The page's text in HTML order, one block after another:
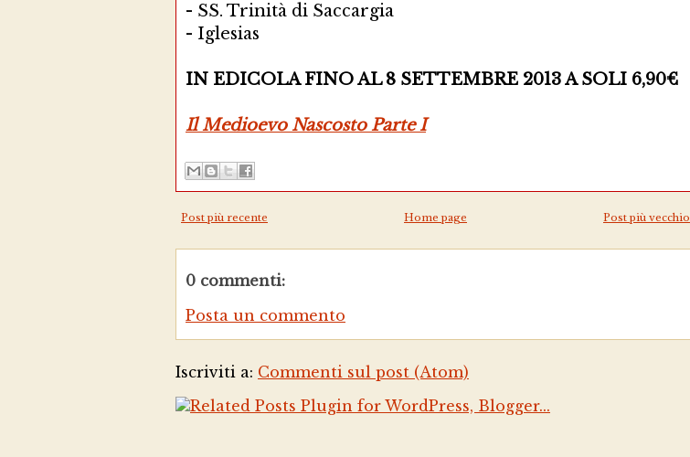
- SS. Trinità di Saccargia
- Iglesias
IN EDICOLA FINO AL 8 SETTEMBRE 2013 A SOLI 6,90€
Il Medioevo Nascosto Parte I
Post più recente Post più vecchio
Home page
0 commenti:
Posta un commento
Iscriviti a: Commenti sul post (Atom)